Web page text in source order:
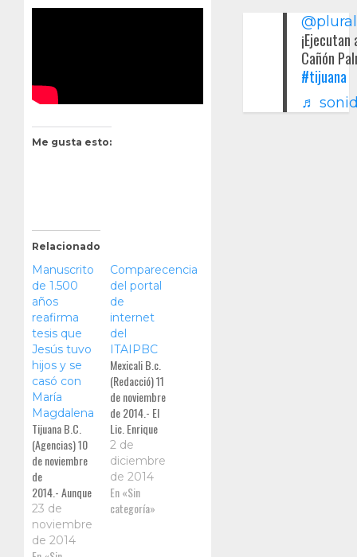
Me gusta esto:
Relacionado
Manuscrito
de 1.500
años
reafirma
tesis que
Jesús tuvo
hijos y se
casó con
María
Magdalena
Tijuana B.C.
(Agencias) 10
de noviembre
de
2014.- Aunque
ha sido tema
de
especulación
23 de
noviembre
de 2014
Comparecencia
del portal
de
internet
del
ITAIPBC
Mexicali B.c.
(Redacció) 11
de noviembre
de 2014.- El
Lic. Enrique
Alberto
Gómez Llanos
León,
Consejero
Ciudadano del
2 de
diciembre
de 2014
En «Sin
categoría»
Cañón
#tijuana
♬